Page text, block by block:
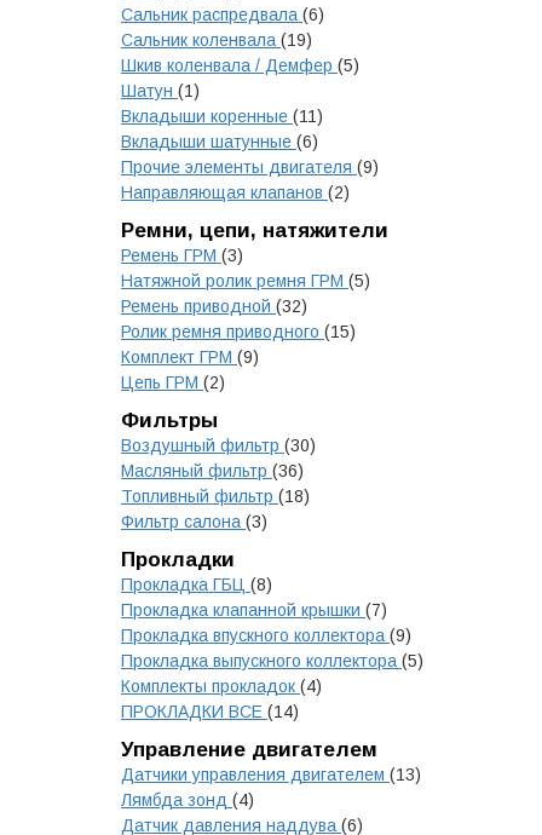
Сальник распредвала (6)
Сальник коленвала (19)
Шкив коленвала / Демфер (5)
Шатун (1)
Вкладыши коренные (11)
Вкладыши шатунные (6)
Прочие элементы двигателя (9)
Направляющая клапанов (2)
Ремни, цепи, натяжители
Ремень ГРМ (3)
Натяжной ролик ремня ГРМ (5)
Ремень приводной (32)
Ролик ремня приводного (15)
Комплект ГРМ (9)
Цепь ГРМ (2)
Фильтры
Воздушный фильтр (30)
Масляный фильтр (36)
Топливный фильтр (18)
Фильтр салона (3)
Прокладки
Прокладка ГБЦ (8)
Прокладка клапанной крышки (7)
Прокладка впускного коллектора (9)
Прокладка выпускного коллектора (5)
Комплекты прокладок (4)
ПРОКЛАДКИ ВСЕ (14)
Управление двигателем
Датчики управления двигателем (13)
Лямбда зонд (4)
Датчик давления наддува (6)